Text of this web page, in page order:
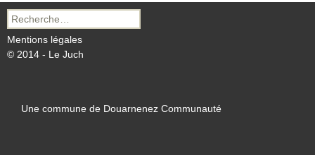
Recherche
pour :
Mentions légales
© 2014 - Le Juch
Une commune de Douarnenez Communauté